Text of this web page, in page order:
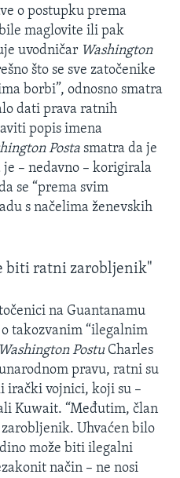
o postupku prema
maglovite ili pak
uvodničar Washington
što se sve zatočenike
borbi”, odnosno smatra
dati prava ratnih
popis imena
Posta smatra da je
– nedavno – korigirala
se “prema svim
s načelima ženevskih
biti ratni zarobljenik"
na Guantanamu
takozvanim “ilegalnim
Washington PostuCharles
pravu, ratni su
irački vojnici, koji su –
Kuwait. “Međutim, član
Uhvaćen bilo
može biti ilegalni
način – ne nosi